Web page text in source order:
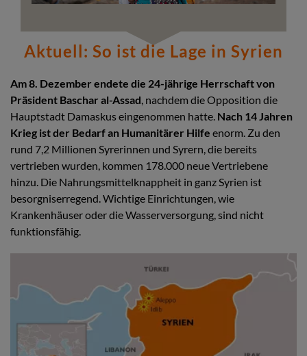
Aktuell: So ist die Lage in Syrien
Am 8. Dezember endete die 24-jährige Herrschaft von
Präsident Baschar al-Assad, nachdem die Opposition die
Hauptstadt Damaskus eingenommen hatte. Nach 14 Jahren
Krieg ist der Bedarf an Humanitärer Hilfe enorm. Zu den
rund 7,2 Millionen Syrerinnen und Syrern, die bereits
vertrieben wurden, kommen 178.000 neue Vertriebene
hinzu. Die Nahrungsmittelknappheit in ganz Syrien ist
besorgniserregend. Wichtige Einrichtungen, wie
Krankenhäuser oder die Wasserversorgung, sind nicht
funktionsfähig.